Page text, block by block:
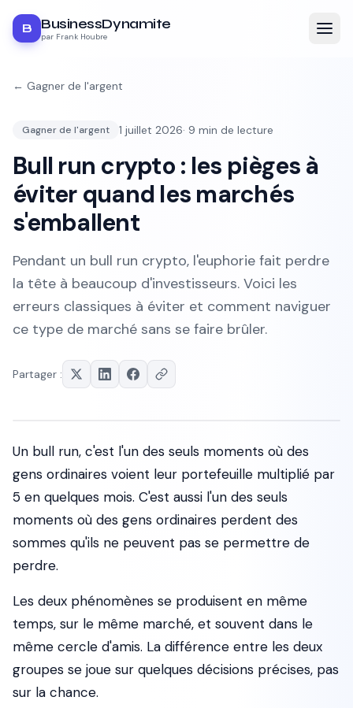
B BusinessDynamite
par Frank Houbre
← Gagner de l'argent
Gagner de l'argent 1 juillet 2026· 9 min de lecture
Bull run crypto : les pièges à
éviter quand les marchés
s'emballent
Pendant un bull run crypto, l'euphorie fait perdre
la tête à beaucoup d'investisseurs. Voici les
erreurs classiques à éviter et comment naviguer
ce type de marché sans se faire brûler.
Partager :
Un bull run, c'est l'un des seuls moments où des
gens ordinaires voient leur portefeuille multiplié par
5 en quelques mois. C'est aussi l'un des seuls
moments où des gens ordinaires perdent des
sommes qu'ils ne peuvent pas se permettre de
perdre.
Les deux phénomènes se produisent en même
temps, sur le même marché, et souvent dans le
même cercle d'amis. La différence entre les deux
groupes se joue sur quelques décisions précises, pas
sur la chance.